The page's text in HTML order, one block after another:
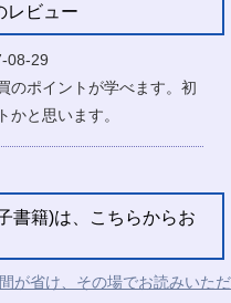
レビュー
29
のポイントが学べます。初
と思います。
書籍)は、こちらからお
が省け、その場でお読みいただ